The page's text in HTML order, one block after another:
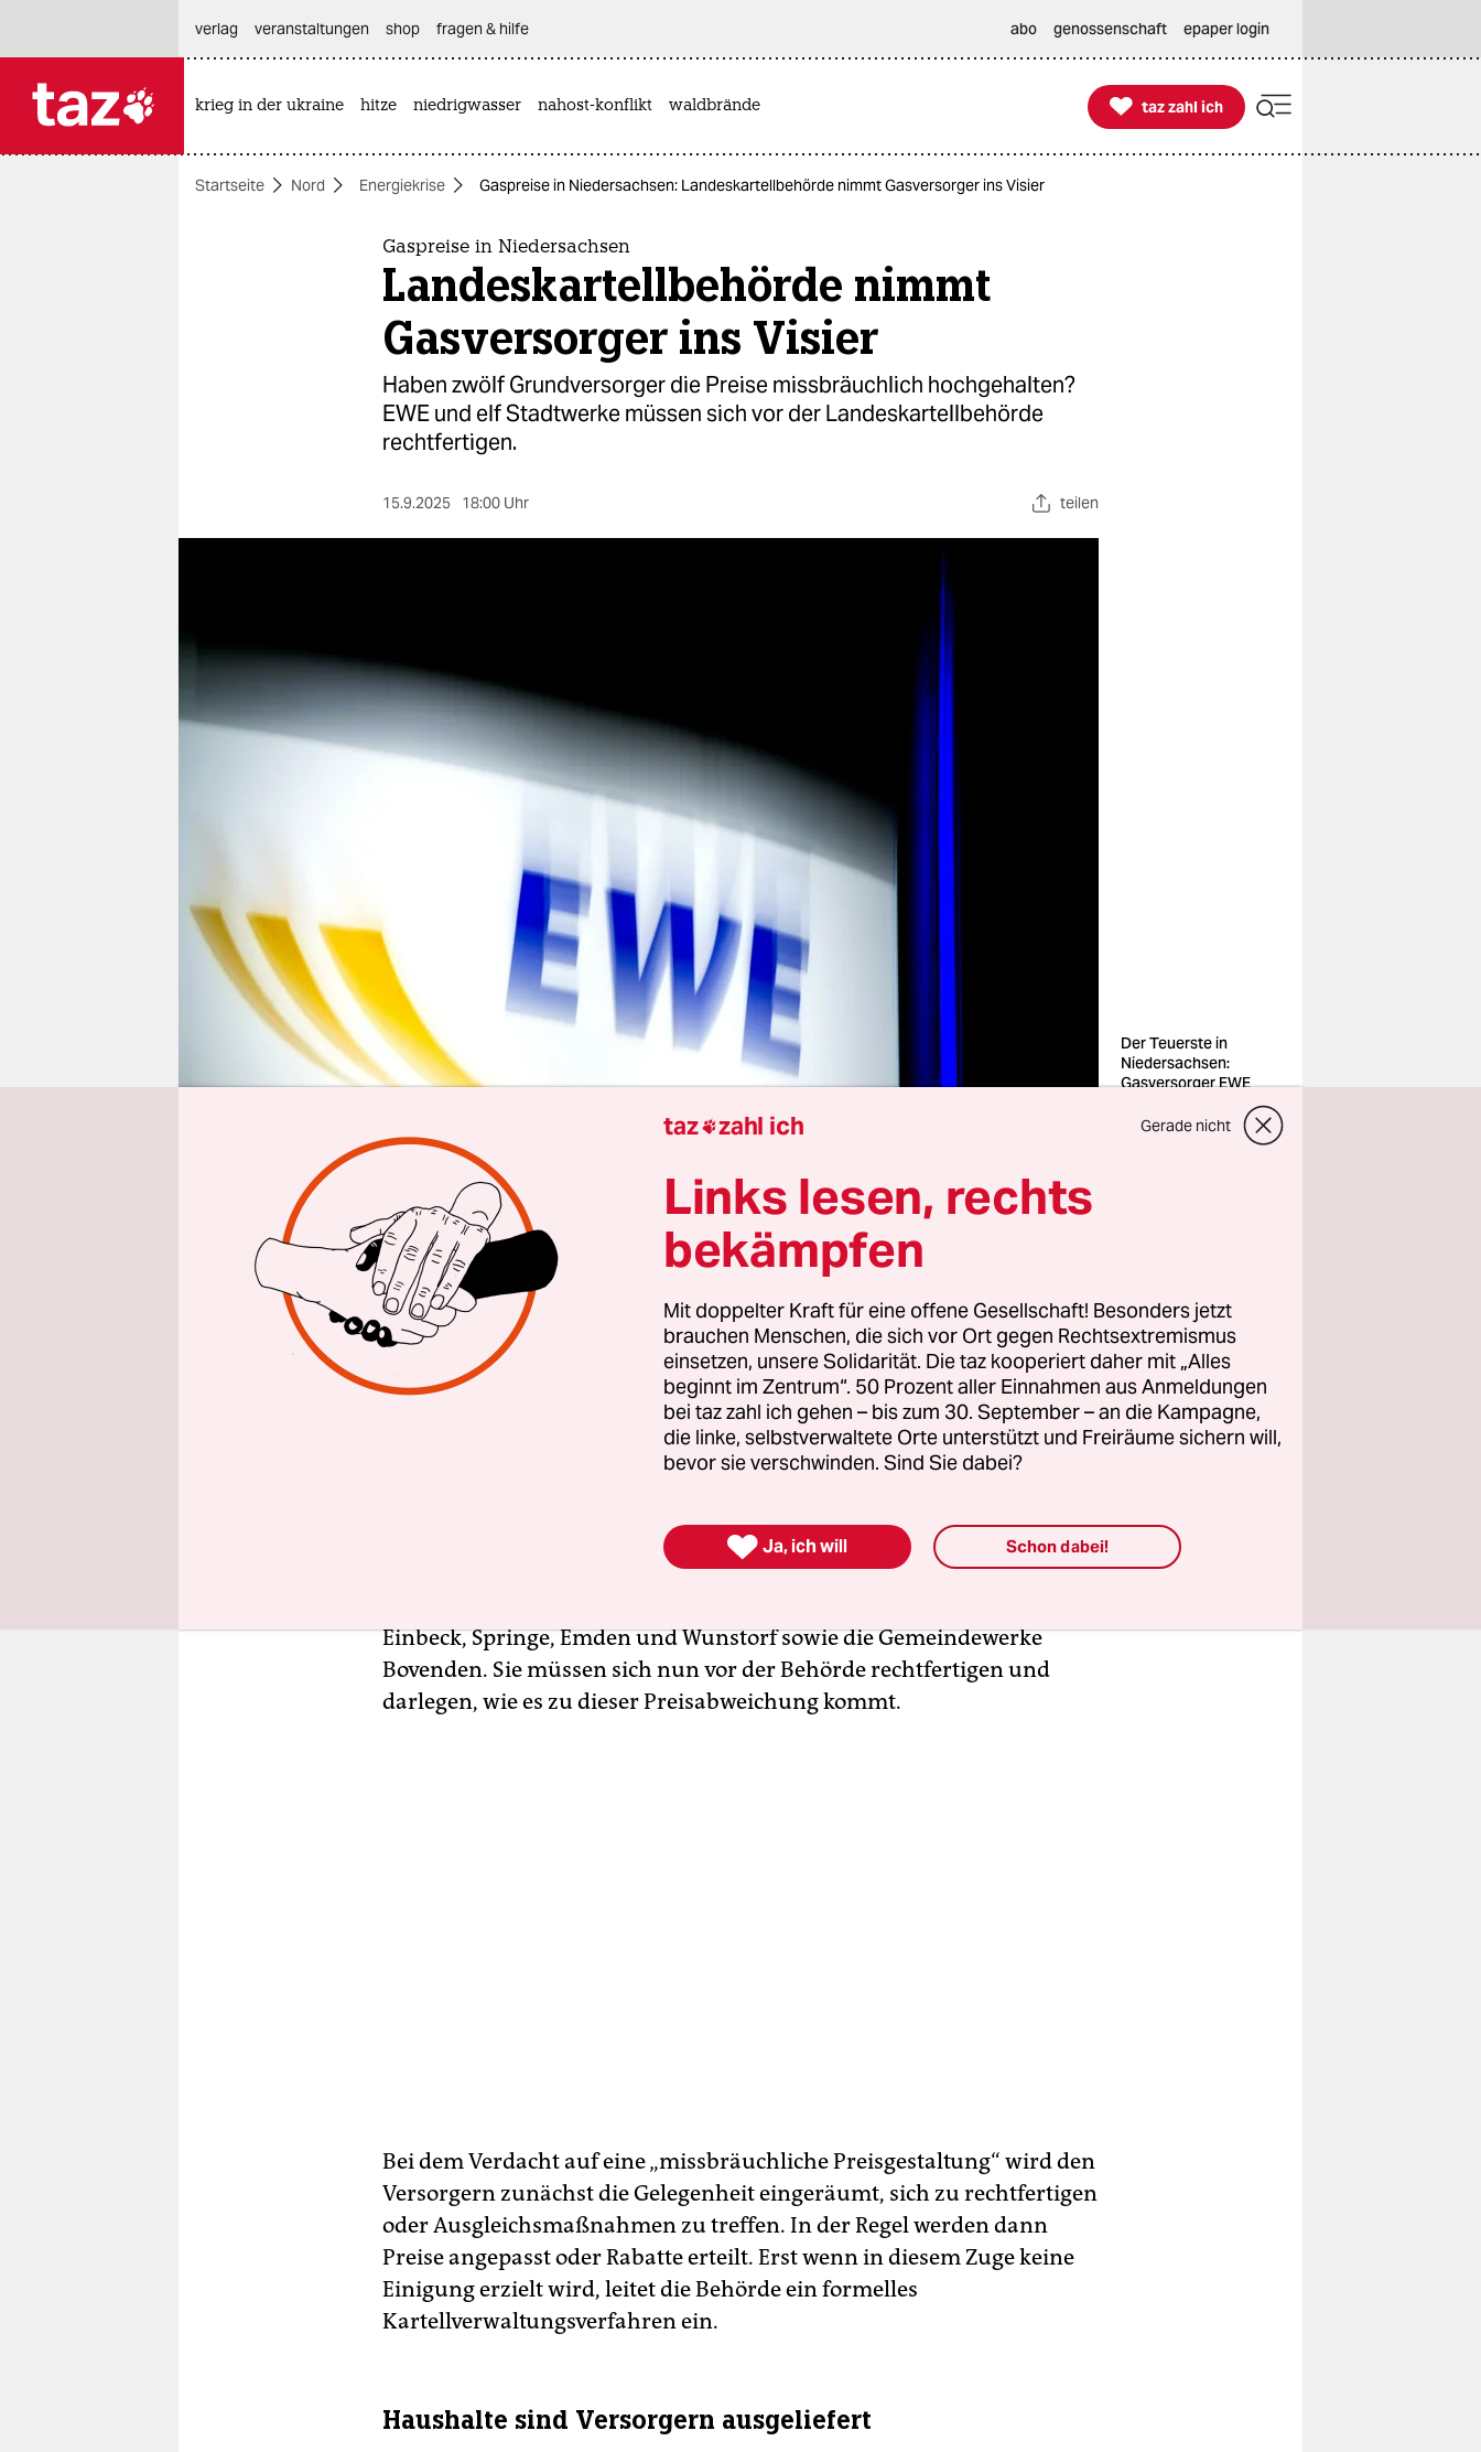
themen
nord
verlag
veranstaltungen
abo
genossenschaft
epaper login
verlag
veranstaltungen shop fragen & hilfe abo genossenschaft epaper login
krieg in der ukraine hitze niedrigwasser nahost-konflikt waldbrände 
taz zahl ich
taz zahl ich
Startseite Nord Energiekrise Gaspreise in Niedersachsen: Landeskartellbehörde nimmt Gasversorger ins Visier
Gaspreise in Niedersachsen
Landeskartellbehörde nimmt
Gasversorger ins Visier
Haben zwölf Grundversorger die Preise missbräuchlich hochgehalten?
EWE und elf Stadtwerke müssen sich vor der Landeskartellbehörde
rechtfertigen.
15.9.2025 18:00 Uhr teilen
Der Teuerste in
Niedersachsen:
Gasversorger EWE
Foto: Hauke-Christian
Aus Hannover Nadine Conti
Die Landeskartellbehörde Niedersachsen hat die
Gasgrundversorgungspreise vor, während und nach der Energiekrise
von 2021 bis 2024 untersucht. Bei zwölf Grundversorgern hat die
Behörde dabei „Auffälligkeiten“ ausgemacht. Bei ihnen liegen die
Preise im September 2024 immer noch mehr als 20 Prozent über dem
Es handelt sich dabei um den Energieversorger EWE und eine Reihe von
Stadtwerken. Das sind die Stadtwerke Schneverdingen-Neuenkirchen,
Einbeck, Springe, Emden und Wunstorf sowie die Gemeindewerke
Bovenden. Sie müssen sich nun vor der Behörde rechtfertigen und
darlegen, wie es zu dieser Preisabweichung kommt.
Bei dem Verdacht auf eine „missbräuchliche Preisgestaltung“ wird den
Versorgern zunächst die Gelegenheit eingeräumt, sich zu rechtfertigen
oder Ausgleichsmaßnahmen zu treffen. In der Regel werden dann
Preise angepasst oder Rabatte erteilt. Erst wenn in diesem Zuge keine
Einigung erzielt wird, leitet die Behörde ein formelles
Kartellverwaltungsverfahren ein.
Haushalte sind Versorgern ausgeliefert
taz zahl ich Gerade nicht
Links lesen, rechts
bekämpfen
Mit doppelter Kraft für eine offene Gesellschaft! Besonders jetzt
brauchen Menschen, die sich vor Ort gegen Rechtsextremismus
einsetzen, unsere Solidarität. Die taz kooperiert daher mit „Alles
beginnt im Zentrum“. 50 Prozent aller Einnahmen aus Anmeldungen
bei taz zahl ich gehen – bis zum 30. September – an die Kampagne,
die linke, selbstverwaltete Orte unterstützt und Freiräume sichern will,
bevor sie verschwinden. Sind Sie dabei?
 Ja, ich will Schon dabei!